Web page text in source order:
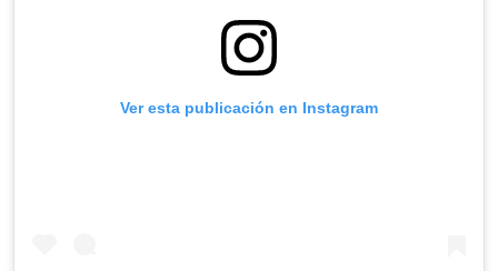
Ver esta publicación en Instagram